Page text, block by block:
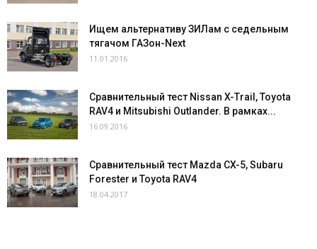
Ищем альтернативу ЗИЛам с седельным
тягачом ГАЗон-Next
11.01.2016
Сравнительный тест Nissan X-Trail, Toyota
RAV4 и Mitsubishi Outlander. В рамках...
16.09.2016
Сравнительный тест Mazda CX-5, Subaru
Forester и Toyota RAV4
18.04.2017